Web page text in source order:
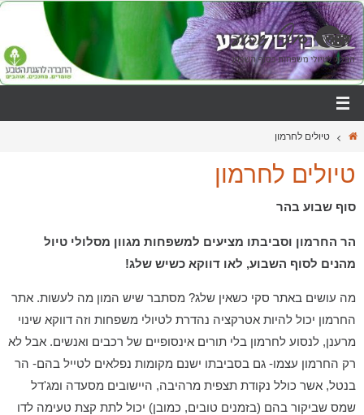
טיולים לחרמון
טיולים לחרמון
סוף שבוע בהר
הר החרמון וסביבתו מציעים למשפחות מגוון מסלולי טיול
מהנים לסוף השבוע, לאו דווקא כשיש שלג!
מה עושים באתר סקי כשאין שלג? מסתבר שיש המון מה לעשות. אתר
החרמון יכול להיות אטרקציה נהדרת לטיולי משפחות וזה דווקא שינוי
מרענן, לנסוע לחרמון בלי תורים אינסופיים של רכבים ואנשים. אבל לא
רק החרמון עצמו- גם בסביבתו ישנם מקומות נפלאים לטייל בהם- הר
בנטל, אשר כולל נקודת תצפית מרהיבה, היישובים מסעדה ומג'דל
שמס שביקור בהם (בזמנים טובים, כמובן) יכול לתת קצת טעימה לדו